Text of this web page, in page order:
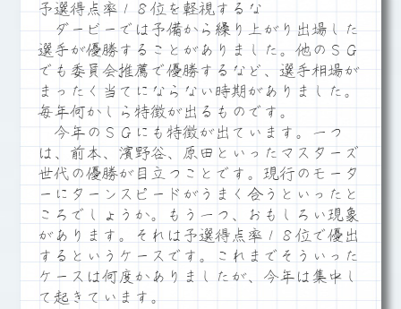
予選得点率１８位を軽視するな
ダービーでは予備から繰り上がり出場した
選手が優勝することがありました。他のＳＧ
でも委員会推薦で優勝するなど、選手相場が
まったく当てにならない時期がありました。
毎年何かしら特徴が出るものです。
今年のＳＧにも特徴が出ています。一つ
は、前本、濱野谷、原田といったマスターズ
世代の優勝が目立つことです。現行のモータ
ーにターンスピードがうまく合うといったと
ころでしょうか。もう一つ、おもしろい現象
があります。それは予選得点率１８位で優出
するというケースです。これまでそういった
ケースは何度かありましたが、今年は集中し
て起きています。